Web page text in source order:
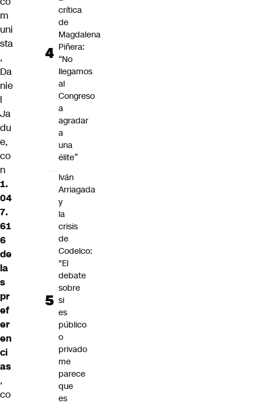
m
uni
sta
,
Da
nie
l
Ja
du
e,
co
n
1.
04
7.
61
6
de
la
s
pr
ef
er
en
ci
as
,
co
crítica
de
Magdalena
Piñera:
“No
llegamos
al
Congreso
a
agradar
a
una
élite”
Iván
Arriagada
y
la
crisis
de
Codelco:
"El
debate
sobre
si
es
público
o
privado
me
parece
que
es